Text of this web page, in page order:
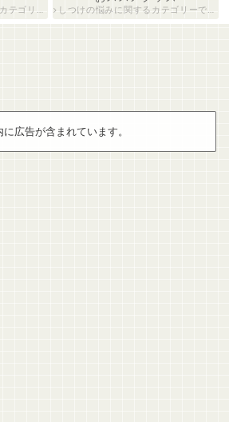
ーです。 しつけの悩みに関するカテゴリーです。
に広告が含まれています。